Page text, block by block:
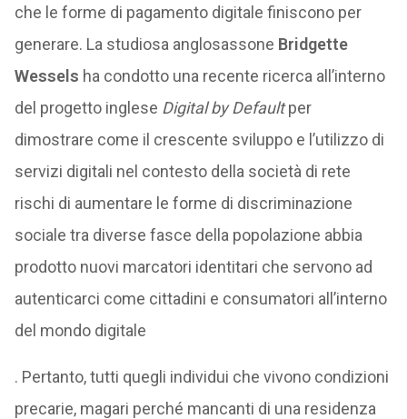
che le forme di pagamento digitale finiscono per
generare. La studiosa anglosassone Bridgette
Wessels ha condotto una recente ricerca all’interno
del progetto inglese Digital by Defaultper
dimostrare come il crescente sviluppo e l’utilizzo di
servizi digitali nel contesto della società di rete
rischi di aumentare le forme di discriminazione
sociale tra diverse fasce della popolazione abbia
prodotto nuovi marcatori identitari che servono ad
autenticarci come cittadini e consumatori all’interno
del mondo digitale
. Pertanto, tutti quegli individui che vivono condizioni
precarie, magari perché mancanti di una residenza